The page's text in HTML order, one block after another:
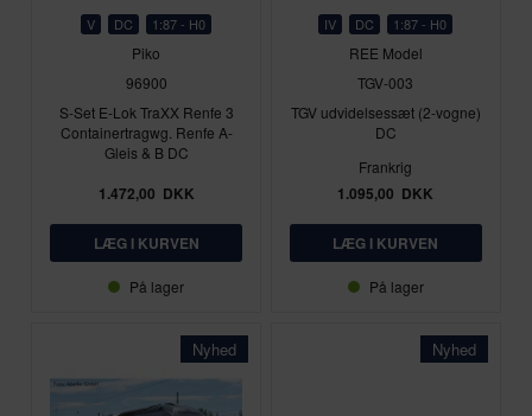
V DC 1:87 - H0
Piko
96900
S-Set E-Lok TraXX Renfe 3
Containertragwg. Renfe A-
Gleis & B DC
1.472,00 DKK
På lager
IV DC 1:87 - H0
REE Model
TGV-003
TGV udvidelsessæt (2-vogne)
DC
Frankrig
1.095,00 DKK
På lager
Nyhed Nyhed